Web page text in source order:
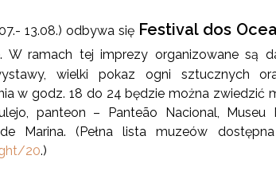
13.08.) odbywa się Festival dos
W ramach tej imprezy organizowane są
wielki pokaz ogni sztucznych
w godz. 18 do 24 będzie można zwiedzić
panteon – Panteão Nacional, Museu
Marina. (Pełna lista muzeów
20.)